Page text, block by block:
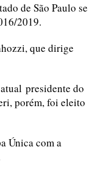
de São Paulo se
2019.
que dirige
presidente do
porém, foi eleito
Única com a